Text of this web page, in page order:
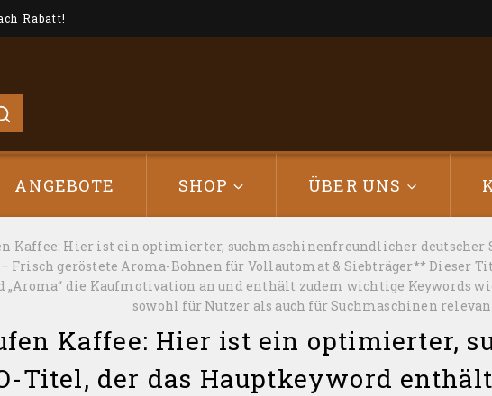
Rabatt!
ANGEBOTE SHOP ÜBER UNS
Kaffee: Hier ist ein optimierter, suchmaschinenfreundlicher deutscher
geröstete Aroma-Bohnen für Vollautomat & Siebträger** Dieser
die Kaufmotivation an und enthält zudem wichtige Keywords wie
sowohl für Nutzer als auch für Suchmaschinen
Kaffee: Hier ist ein optimierter,
Titel, der das Hauptkeyword